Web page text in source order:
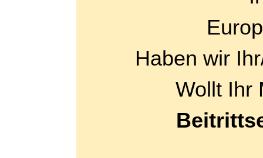
Haben wir
Wollt Ihr